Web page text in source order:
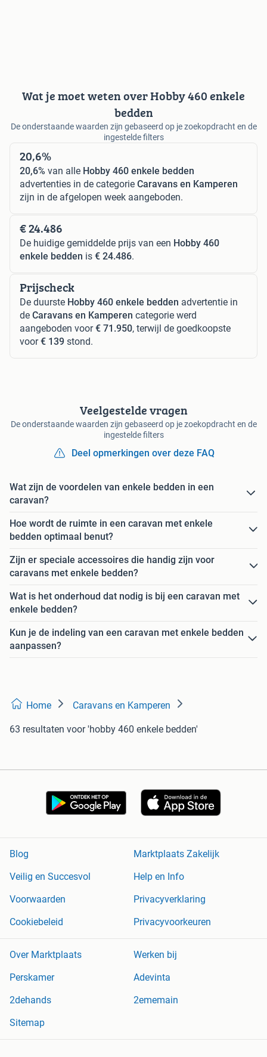
Wat je moet weten over Hobby 460 enkele
bedden
De onderstaande waarden zijn gebaseerd op je zoekopdracht en de
ingestelde filters
20,6%
20,6% van alle Hobby 460 enkele bedden
advertenties in de categorie Caravans en Kamperen
zijn in de afgelopen week aangeboden.
€ 24.486
De huidige gemiddelde prijs van een Hobby 460
enkele bedden is € 24.486.
Prijscheck
De duurste Hobby 460 enkele bedden advertentie in
de Caravans en Kamperen categorie werd
aangeboden voor€ 71.950, terwijl de goedkoopste
voor€ 139 stond.
Veelgestelde vragen
De onderstaande waarden zijn gebaseerd op je zoekopdracht en de
ingestelde filters
Deel opmerkingen over deze FAQ
Wat zijn de voordelen van enkele bedden in een
caravan?
Hoe wordt de ruimte in een caravan met enkele
bedden optimaal benut?
Zijn er speciale accessoires die handig zijn voor
caravans met enkele bedden?
Wat is het onderhoud dat nodig is bij een caravan met
enkele bedden?
Kun je de indeling van een caravan met enkele bedden
aanpassen?
Home Caravans en Kamperen
63 resultaten voor 'hobby 460 enkele bedden'
Blog
Marktplaats Zakelijk
Veilig en Succesvol
Help en Info
Voorwaarden
Privacyverklaring
Cookiebeleid
Privacyvoorkeuren
Over Marktplaats
Werken bij
Perskamer
Adevinta
2dehands
2ememain
Sitemap